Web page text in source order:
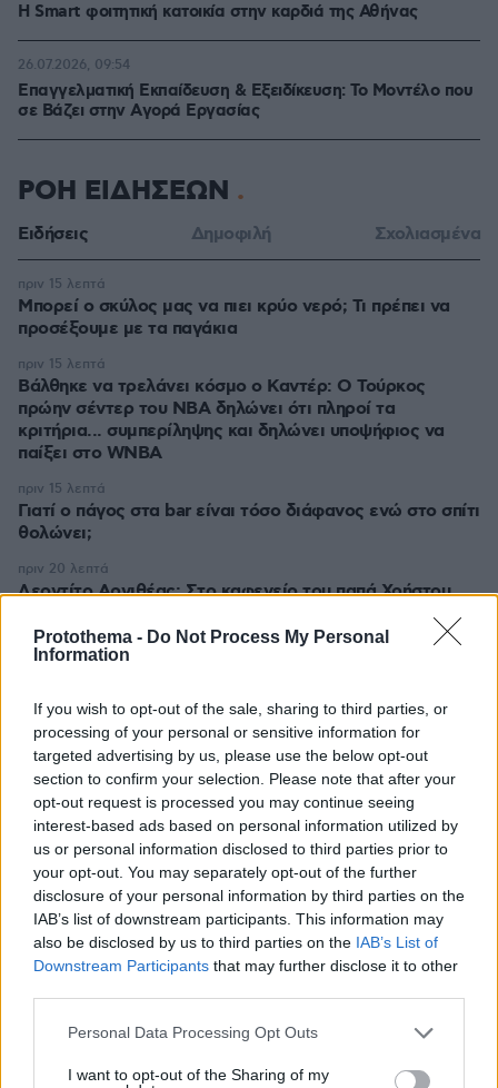
Protothema - Do Not Process My Personal
Information
If you wish to opt-out of the sale, sharing to third parties, or
processing of your personal or sensitive information for
targeted advertising by us, please use the below opt-out
section to confirm your selection. Please note that after your
opt-out request is processed you may continue seeing
interest-based ads based on personal information utilized by
us or personal information disclosed to third parties prior to
your opt-out. You may separately opt-out of the further
disclosure of your personal information by third parties on the
IAB’s list of downstream participants. This information may
also be disclosed by us to third parties on the IAB’s List of
Downstream Participants that may further disclose it to other
Please note that this website/app uses one or more Google
not limited to your visit or usage behaviour. You may click to
Personal Data Processing Opt Outs
I want to opt-out of the Sharing of my
Η Smart φοιτητική κατοικία στην καρδιά της Αθήνας
Επαγγελματική Εκπαίδευση & Εξειδίκευση: Το Mοντέλο που
σε Bάζει στην Aγορά Eργασίας
26.07.2026, 09:54
ΡΟΗ ΕΙΔΗΣΕΩΝ
Ειδήσεις Δημοφιλή Σχολιασμένα
Μπορεί ο σκύλος μας να πιει κρύο νερό; Τι πρέπει να
προσέξουμε με τα παγάκια
πριν 15 λεπτά
Βάλθηκε να τρελάνει κόσμο ο Καντέρ: Ο Τούρκος
πρώην σέντερ του NBA δηλώνει ότι πληροί τα
κριτήρια... συμπερίληψης και δηλώνει υποψήφιος να
παίξει στο WNBA
πριν 15 λεπτά
Γιατί ο πάγος στα bar είναι τόσο διάφανος ενώ στο σπίτι
θολώνει;
πριν 15 λεπτά
Λεοντίτο Αργιθέας: Στο καφενείο του παπά Χρήστου,
πριν 20 λεπτά
πριν 21 λεπτά
«Πόλεμος» Σάντσεθ - Μελόνι λόγω της Θέουτα: Η
Ισπανία επιβάλλει και αυτή έλεγχους στα σύνορα σε
πτήσεις και πλοία από Ιταλία
πριν 26 λεπτά
Οι ΗΠΑ «βλέπουν» σύντομα μια συμφωνία για τα Στενά
του Ορμούζ, «υπάρχει πρόοδος μεταξύ Ιράν και Ομάν»
πριν 30 λεπτά
«Βγήκα χάλια!»: Γιατί δεν μας αρέσουμε στις
φωτογραφίες, ενώ οι άλλοι μάς βλέπουν όμορφους
πριν 34 λεπτά
πρακολουθώντας την 13χρονη γειτόνισσα του
πριν 43 λεπτά